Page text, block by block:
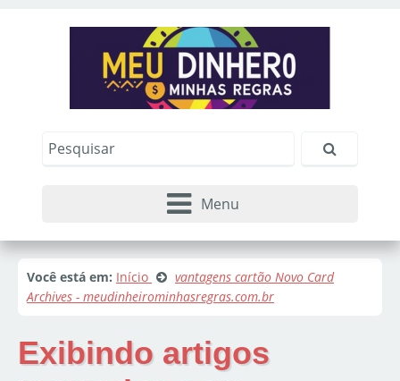
Menu
Você está em: Início
vantagens cartão Novo Card
Archives - meudinheirominhasregras.com.br
Exibindo artigos